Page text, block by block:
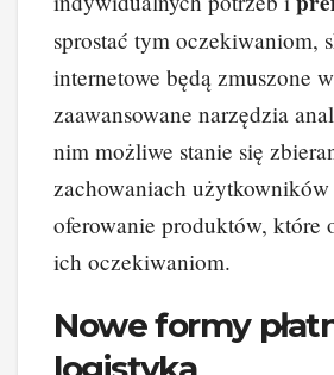
sprostać tym oczekiwaniom,
internetowe będą zmuszone
zaawansowane narzędzia
nim możliwe stanie się
zachowaniach użytkowników
oferowanie produktów, które
ich oczekiwaniom.
Nowe formy